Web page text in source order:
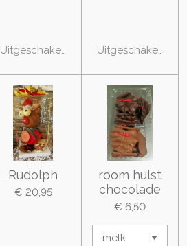
Uitgeschakeld Uitgeschakeld
Rudolph
€ 20,95
room hulst
chocolade
€ 6,50